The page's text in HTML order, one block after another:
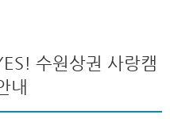
수원상권 사랑캠
내